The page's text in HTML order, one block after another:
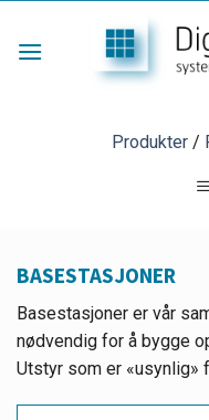
Produkter /
BASESTASJONER
Basestasjoner er vår
nødvendig for å bygge
Utstyr som er «usynlig»